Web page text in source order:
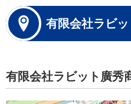
有限会社ラビ
有限会社ラビット廣秀